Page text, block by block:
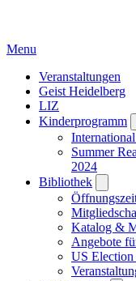
Menu
Veranstaltungen
Geist Heidelberg
LIZ
Kinderprogramm
Summer
2024
Bibliothek
Katalog &
Angebote
US